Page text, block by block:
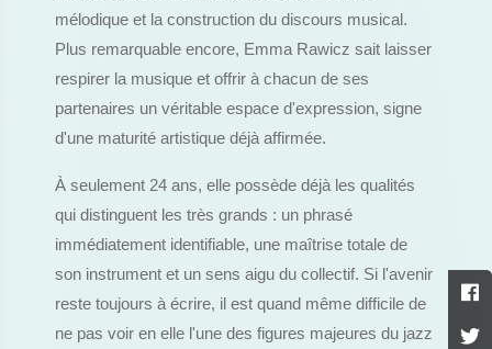
mélodique et la construction du discours musical.
Plus remarquable encore, Emma Rawicz sait laisser
respirer la musique et offrir à chacun de ses
partenaires un véritable espace d'expression, signe
d'une maturité artistique déjà affirmée.
À seulement 24 ans, elle possède déjà les qualités
qui distinguent les très grands : un phrasé
immédiatement identifiable, une maîtrise totale de
son instrument et un sens aigu du collectif. Si l'avenir
reste toujours à écrire, il est quand même difficile de
ne pas voir en elle l'une des figures majeures du jazz